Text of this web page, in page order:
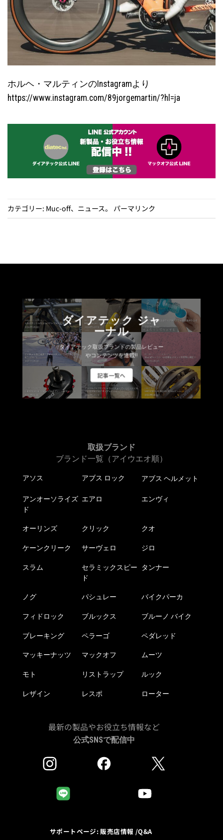
ホルヘ・マルティンのInstagramより
https://www.instagram.com/89jorgemartin/?hl=ja
カテゴリー: Muc-off、 ニュース。 パーマリンク
ダイアテック ジャ
ーナル
ダイアテック取扱ブランドの製品レビュー
やコンテンツを連載!!
記事一覧へ
取扱ブランド
ブランド一覧（アイウエオ順）
アソス アブス ロック アブス ヘルメット
アンオーソライズ
ド
エアロ エンヴィ
オーリンズ クリック クオ
ケーンクリーク サーヴェロ ジロ
スラム
セラミックスピー
ド
タンナー
ノグ パシュレー バイクパーカ
フィドロック ブルックス ブルーノ バイク
ブレーキング ペラーゴ ペダレッド
マッキーナッツ マックオフ ムーツ
モト リストラップ ルック
レザイン レスポ ローター
最新の製品やお役立ち情報など
公式SNSで配信中
サポートページ: 販売店情報 /Q&A